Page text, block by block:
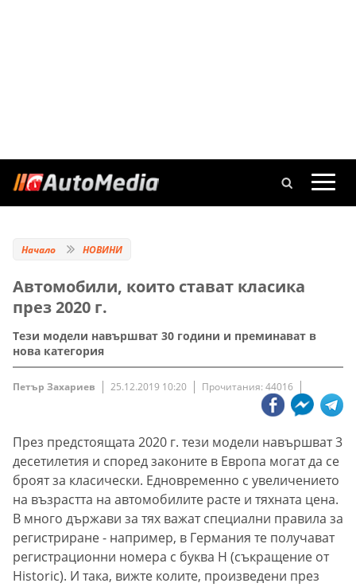
Начало НОВИНИ
Автомобили, които стават класика
през 2020 г.
Тези модели навършват 30 години и преминават в
нова категория
Петър Захариев 25.12.2019 10:20 Прочитания: 44016
През предстоящата 2020 г. тези модели навършват 3
десетилетия и според законите в Европа могат да се
броят за класически. Едновременно с увеличението
на възрастта на автомобилите расте и тяхната цена.
В много държави за тях важат специални правила за
регистриране - например, в Германия те получават
регистрационни номера с буква H (съкращение от
Historic). И така, вижте колите, произведени през